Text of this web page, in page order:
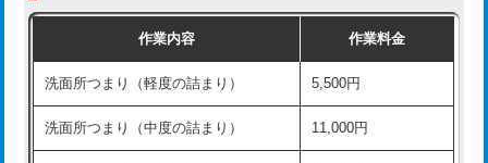
モルタル補修（厚さ10㎝まで） 27,500円
モルタル補修（厚さ10㎝超え） 38,500円
洗面台設置 38,500円
交換・取付（その他部品） 11,000円+材料費
持込商品取付（単水栓） 13,200円
持込商品取付（混合水栓） 16,500円
持込商品取付（浄水器・分岐水栓） 16,500円
作業内容 作業料金
洗面所つまり（軽度の詰まり） 5,500円
洗面所つまり（中度の詰まり） 11,000円